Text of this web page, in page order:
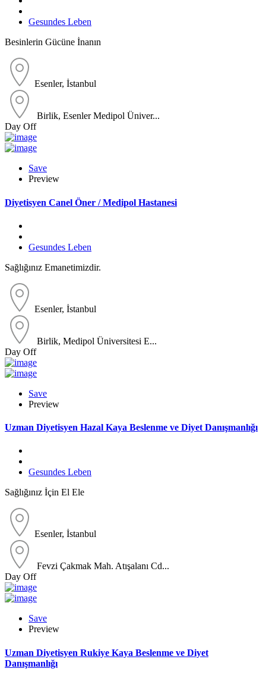
Gesundes Leben
Besinlerin Gücüne İnanın
Esenler, İstanbul
Birlik, Esenler Medipol Üniver...
Day Off
Save
Preview
Diyetisyen Canel Öner / Medipol Hastanesi
Gesundes Leben
Sağlığınız Emanetimizdir.
Esenler, İstanbul
Birlik, Medipol Üniversitesi E...
Day Off
Save
Preview
Uzman Diyetisyen Hazal Kaya Beslenme ve Diyet Danışmanlığı
Gesundes Leben
Sağlığınız İçin El Ele
Esenler, İstanbul
Fevzi Çakmak Mah. Atışalanı Cd...
Day Off
Save
Preview
Uzman Diyetisyen Rukiye Kaya Beslenme ve Diyet
Danışmanlığı